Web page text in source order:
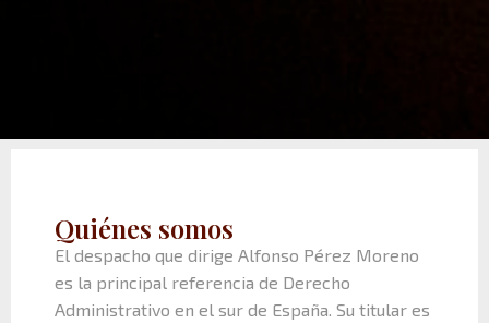
Quiénes somos
El despacho que dirige Alfonso Pérez Moreno
es la principal referencia de Derecho
Administrativo en el sur de España. Su titular es